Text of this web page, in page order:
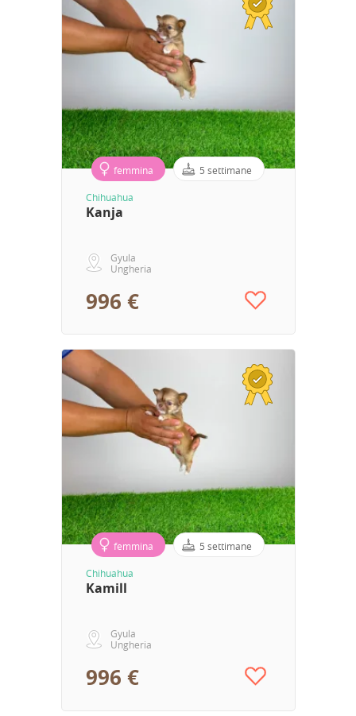
femmina 5 settimane
Chihuahua
Kanja
Gyula
Ungheria
996 €
femmina 5 settimane
Chihuahua
Kamill
Gyula
Ungheria
996 €